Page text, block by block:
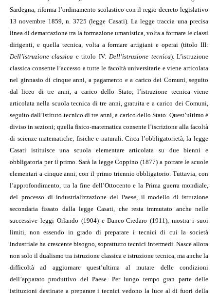
Sardegna, riforma l’ordinamento scolastico con il regio decreto legislativo
13 novembre 1859, n. 3725 (legge Casati). La legge traccia una precisa
linea di demarcazione tra la formazione umanistica, volta a formare le classi
dirigenti, e quella tecnica, volta a formare artigiani e operai (titolo III:
Dell’istruzione classica e titolo IV: Dell’istruzione tecnica). L’istruzione
classica consente l’accesso a tutte le facoltà universitarie e viene articolata
nel ginnasio di cinque anni, a pagamento e a carico dei Comuni, seguito
dal liceo di tre anni, a carico dello Stato; l’istruzione tecnica viene
articolata nella scuola tecnica di tre anni, gratuita e a carico dei Comuni,
seguito dall’istituto tecnico di tre anni, a carico dello Stato. Quest’ultimo è
diviso in sezioni; quella fisico-matematica consente l’iscrizione alla facoltà
di scienze matematiche, fisiche e naturali. Circa l’obbligatorietà, la legge
Casati istituisce una scuola elementare articolata su due bienni e
obbligatoria per il primo. Sarà la legge Coppino (1877) a portare le scuole
elementari a cinque anni, con il primo triennio obbligatorio. Tuttavia, con
l’approfondimento, tra la fine dell’Ottocento e la Prima guerra mondiale,
del processo di industrializzazione del Paese, il modello di istruzione
secondaria fissato dalla legge Casati, che resta immutato anche nelle
successive leggi Orlando (1904) e Daneo-Credaro (1911), mostra i suoi
limiti, non essendo in grado di preparare i tecnici di cui la società
industriale ha crescente bisogno, soprattutto tecnici intermedi. Nasce allora
non solo il dualismo tra istruzione classica e istruzione tecnica, ma anche la
difficoltà ad aggiornare quest’ultima al mutare delle condizioni
dell’apparato produttivo del Paese. Per lungo tempo gran parte delle
istituzioni destinate a preparare i tecnici vedono la luce al di fuori della